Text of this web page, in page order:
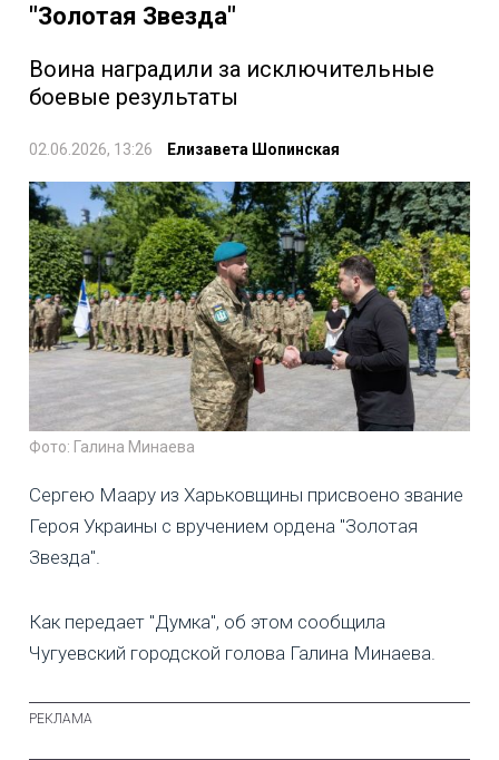
"Золотая Звезда"
Воина наградили за исключительные
боевые результаты
02.06.2026, 13:26 Елизавета Шопинская
Фото: Галина Минаева
Сергею Маару из Харьковщины присвоено звание
Героя Украины с вручением ордена "Золотая
Звезда".
Как передает "Думка", об этом сообщила
Чугуевский городской голова Галина Минаева.